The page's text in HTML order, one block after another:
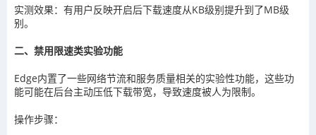
实测效果：有用户反映开启后下载速度从KB级别提升到了MB级
别。
二、禁用限速类实验功能
Edge内置了一些网络节流和服务质量相关的实验性功能，这些功
能可能在后台主动压低下载带宽，导致速度被人为限制。
操作步骤：